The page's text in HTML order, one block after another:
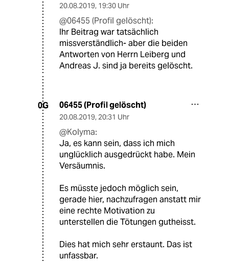
20.08.2019, 19:30 Uhr
@06455 (Profil gelöscht):
Ihr Beitrag war tatsächlich
missverständlich- aber die beiden
Antworten von Herrn Leiberg und
Andreas J. sind ja bereits gelöscht.
0G 06455 (Profil gelöscht)
20.08.2019, 20:31 Uhr
@Kolyma:
Ja, es kann sein, dass ich mich
unglücklich ausgedrückt habe. Mein
Versäumnis.
Es müsste jedoch möglich sein,
gerade hier, nachzufragen anstatt mir
eine rechte Motivation zu
unterstellen die Tötungen gutheisst.
Dies hat mich sehr erstaunt. Das ist
unfassbar.